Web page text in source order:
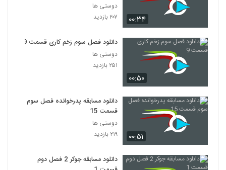
۰۰:۳۴
دوستی ها
۲۰۷ بازدید
۰۰:۵۰
دانلود فصل سوم زخم کاری قسمت 9
دوستی ها
۲۵۱ بازدید
۰۰:۵۱
دانلود مسابقه پدرخوانده فصل سوم
قسمت 15
دوستی ها
۲۱۹ بازدید
دانلود مسابقه جوکر 2 فصل دوم